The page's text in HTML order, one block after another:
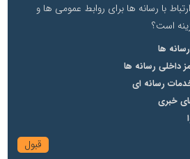
با رسانه ها برای روابط عمومی ها و
است؟
ها
داخلی رسانه ها
رسانه ای
خبری